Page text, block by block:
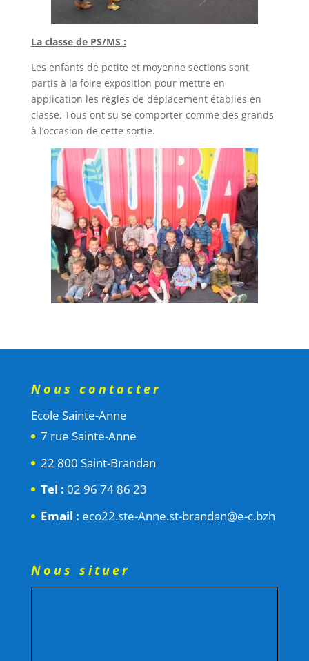
La classe de PS/MS :
Les enfants de petite et moyenne sections sont
partis à la foire exposition pour mettre en
application les règles de déplacement établies en
classe. Tous ont su se comporter comme des grands
à l’occasion de cette sortie.
Nous contacter
Ecole Sainte-Anne
7 rue Sainte-Anne
22 800 Saint-Brandan
Tel : 02 96 74 86 23
Email : eco22.ste-Anne.st-brandan@e-c.bzh
Nous situer